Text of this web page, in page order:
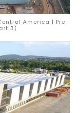
America | Pre
3)